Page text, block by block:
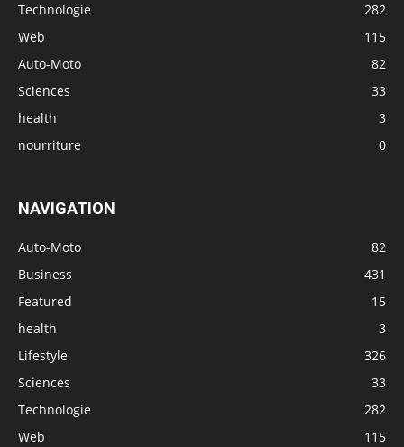
Technologie
282
Web
115
Auto-Moto
82
Sciences
33
health
3
nourriture
0
NAVIGATION
Auto-Moto
82
Business
431
Featured
15
health
3
Lifestyle
326
Sciences
33
Technologie
282
Web
115